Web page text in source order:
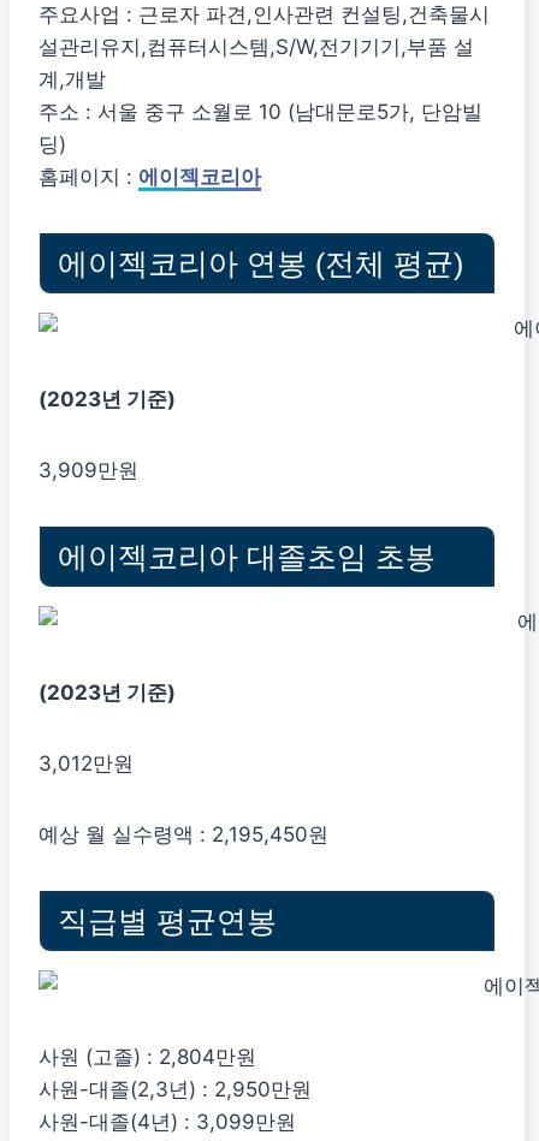
주요사업 : 근로자 파견,인사관련 컨설팅,건축물시
설관리유지,컴퓨터시스템,S/W,전기기기,부품 설
계,개발
주소 : 서울 중구 소월로 10 (남대문로5가, 단암빌
딩)
홈페이지 : 에이젝코리아
에이젝코리아 연봉 (전체 평균)
(2023년 기준)
3,909만원
에이젝코리아 대졸초임 초봉
(2023년 기준)
3,012만원
예상 월 실수령액 : 2,195,450원
직급별 평균연봉
사원 (고졸) : 2,804만원
사원-대졸(2,3년) : 2,950만원
사원-대졸(4년) : 3,099만원